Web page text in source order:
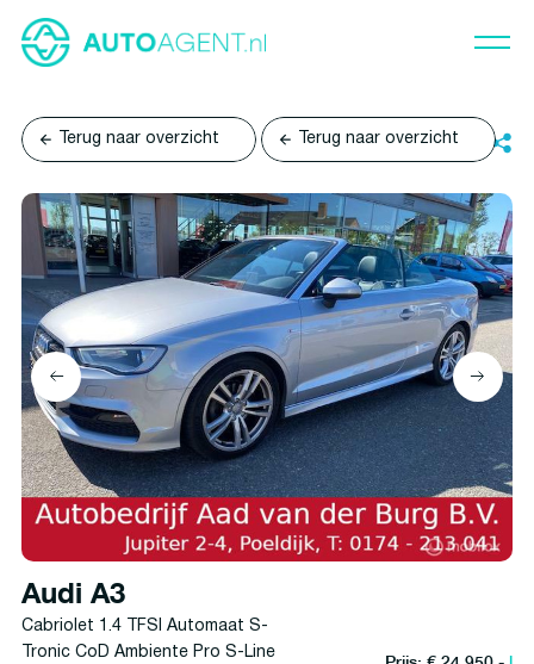
Terug naar overzicht Terug naar overzicht
Audi A3
Cabriolet 1.4 TFSI Automaat S-
Tronic CoD Ambiente Pro S-Line